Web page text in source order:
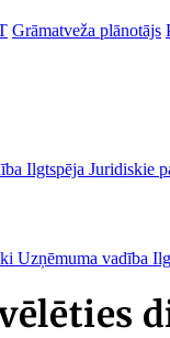
Grāmatveža plānotājs
Ilgtspēja Juridiskie
Uzņēmuma vadība